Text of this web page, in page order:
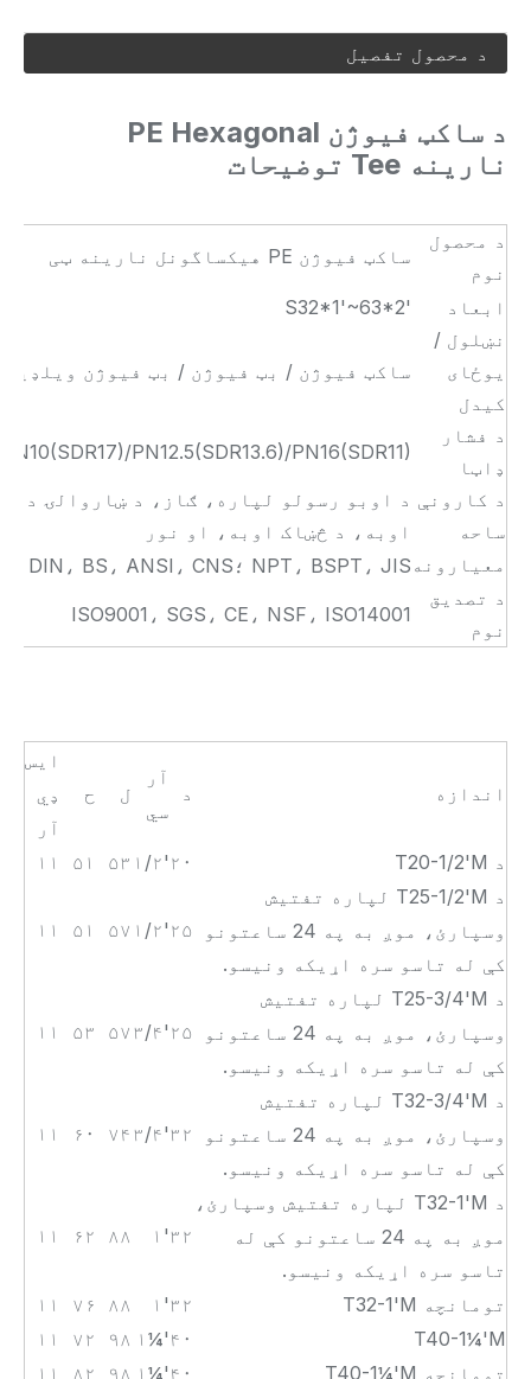
د محصول تفصیل
د ساکټ فیوژن PE Hexagonal
نارینه Tee توضیحات
د محصول
نوم
ساکټ فیوژن PE هیکساگونل نارینه ټی
ابعاد
S32*1'~63*2'
نښلول /
یوځای
کیدل
ساکټ فیوژن / بټ فیوژن / بټ فیوژن ویلډیډ
د فشار
ډاټا
PN12.5(SDR13.6)/PN16(SDR11)
د کارونې
ساحه
د اوبو رسولو لپاره، ګاز، د ښاروالۍ د
اوبه، د څښاک اوبه، او نور
معیارونه DIN، BS، ANSI، CNS؛ NPT، BSPT، JIS
د تصدیق
نوم
ISO9001، SGS، CE، NSF، ISO14001
اندازه د
آر
سي
ل ح
ایس
ډي
آر
د T20-1/2'M
۲۰ ۱/۲' ۵۳ ۵۱
۱۱
د T25-1/2'M لپاره تفتیش
وسپارئ، موږ به په 24 ساعتونو
کې له تاسو سره اړیکه ونیسو.
۲۵ ۱/۲' ۵۷ ۵۱ ۱۱
د T25-3/4'M لپاره تفتیش
وسپارئ، موږ به په 24 ساعتونو
کې له تاسو سره اړیکه ونیسو.
۲۵ ۳/۴' ۵۷ ۵۳ ۱۱
د T32-3/4'M لپاره تفتیش
وسپارئ، موږ به په 24 ساعتونو
کې له تاسو سره اړیکه ونیسو.
۳۲۳/۴' ۷۴ ۶۰ ۱۱
د T32-1'M لپاره تفتیش وسپارئ،
موږ به په 24 ساعتونو کې له
تاسو سره اړیکه ونیسو.
۳۲۱' ۸۸ ۶۲ ۱۱
T32-1'M تومانچه ۳۲۱' ۸۸ ۷۶
۱۱
T40-1¼'M
۴۰ ۱¼' ۹۸ ۷۲
۱۱
T40-1¼'M تومانچه
۴۰ ۱¼' ۹۸ ۸۲ ۱۱